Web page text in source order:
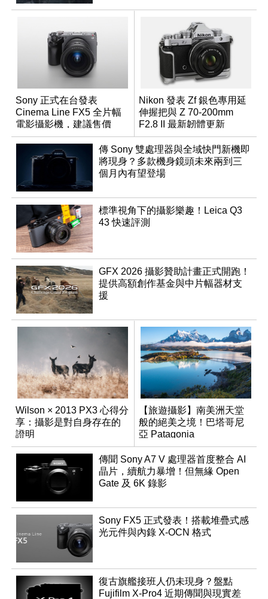
Sony 正式在台發表
Cinema Line FX5 全片幅
電影攝影機，建議售價
NT$144,980
Nikon 發表 Zf 銀色專用延
伸握把與 Z 70-200mm
F2.8 II 最新韌體更新
傳 Sony 雙處理器與全域快門新機即
將現身？多款機身鏡頭未來兩到三
個月內有望登場
標準視角下的攝影樂趣！Leica Q3
43 快速評測
GFX 2026 攝影贊助計畫正式開跑！
提供高額創作基金與中片幅器材支
援
Wilson × 2013 PX3 心得分
享：攝影是對自身存在的
證明
【旅遊攝影】南美洲天堂
般的絕美之境！巴塔哥尼
亞 Patagonia
傳聞 Sony A7 V 處理器首度整合 AI
晶片，續航力暴增！但無緣 Open
Gate 及 6K 錄影
Sony FX5 正式發表！搭載堆疊式感
光元件與內錄 X-OCN 格式
復古旗艦接班人仍未現身？盤點
Fujifilm X-Pro4 近期傳聞與現實差